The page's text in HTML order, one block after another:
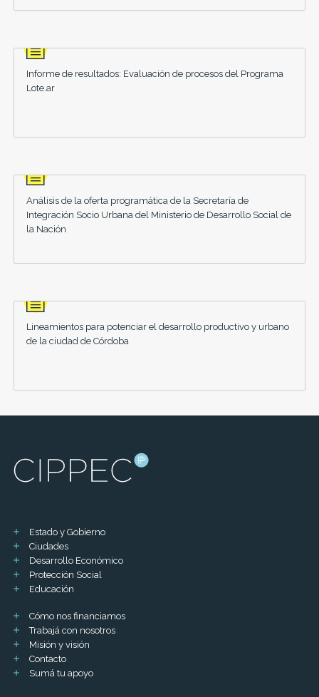
Informe de resultados: Evaluación de procesos del Programa
Lote.ar
Análisis de la oferta programática de la Secretaría de
Integración Socio Urbana del Ministerio de Desarrollo Social de
la Nación
Lineamientos para potenciar el desarrollo productivo y urbano
de la ciudad de Córdoba
Estado y Gobierno
Ciudades
Desarrollo Económico
Protección Social
Educación
Cómo nos financiamos
Trabajá con nosotros
Misión y visión
Contacto
Sumá tu apoyo